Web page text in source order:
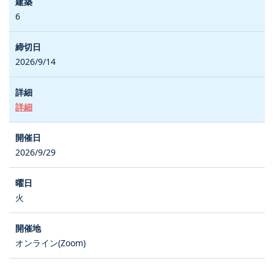
6
2026/9/14
詳細
2026/9/29
火
オンライン(Zoom)